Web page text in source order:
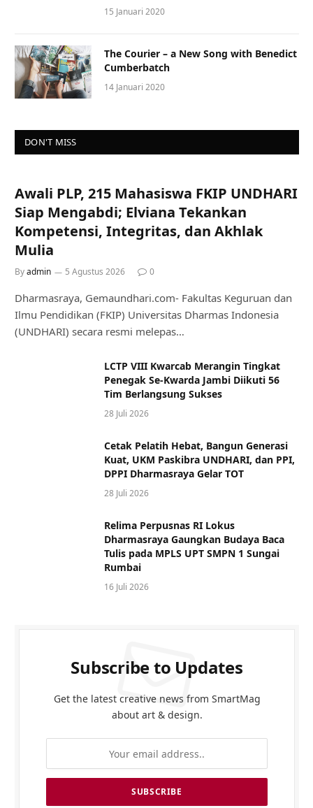
15 Januari 2020
The Courier – a New Song with Benedict
Cumberbatch
14 Januari 2020
DON'T MISS
Awali PLP, 215 Mahasiswa FKIP UNDHARI
Siap Mengabdi; Elviana Tekankan
Kompetensi, Integritas, dan Akhlak
Mulia
Byadmin 5 Agustus 2026 0
Dharmasraya, Gemaundhari.com- Fakultas Keguruan dan
Ilmu Pendidikan (FKIP) Universitas Dharmas Indonesia
(UNDHARI) secara resmi melepas…
LCTP VIII Kwarcab Merangin Tingkat
Penegak Se-Kwarda Jambi Diikuti 56
Tim Berlangsung Sukses
28 Juli 2026
Cetak Pelatih Hebat, Bangun Generasi
Kuat, UKM Paskibra UNDHARI, dan PPI,
DPPI Dharmasraya Gelar TOT
28 Juli 2026
Relima Perpusnas RI Lokus
Dharmasraya Gaungkan Budaya Baca
Tulis pada MPLS UPT SMPN 1 Sungai
Rumbai
16 Juli 2026
Subscribe to Updates
Get the latest creative news from SmartMag
about art & design.